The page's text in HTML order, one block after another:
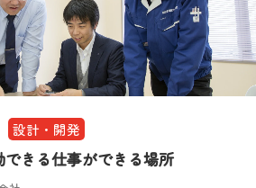
設計・開発
きる仕事ができる場所